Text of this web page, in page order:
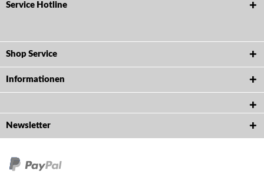
Service Hotline
Shop Service
Informationen
Newsletter